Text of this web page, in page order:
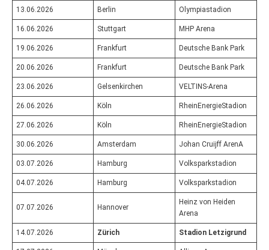
13.06.2026 Berlin Olympiastadion
16.06.2026 Stuttgart MHP Arena
19.06.2026 Frankfurt Deutsche Bank Park
20.06.2026 Frankfurt Deutsche Bank Park
23.06.2026 Gelsenkirchen VELTINS-Arena
26.06.2026 Köln RheinEnergieStadion
27.06.2026 Köln RheinEnergieStadion
30.06.2026 Amsterdam Johan Cruijff ArenA
03.07.2026 Hamburg Volksparkstadion
04.07.2026 Hamburg Volksparkstadion
07.07.2026 Hannover
Heinz von Heiden
Arena
14.07.2026 Zürich Stadion Letzigrund